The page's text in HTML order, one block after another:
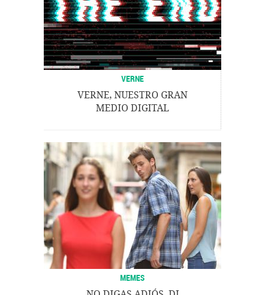
VERNE
VERNE, NUESTRO GRAN
MEDIO DIGITAL
MEMES